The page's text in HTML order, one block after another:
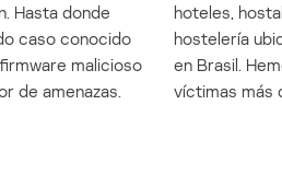
Hasta donde
caso conocido
malicioso
de amenazas.
hoteles,
hostelería
en Brasil.
víctimas más